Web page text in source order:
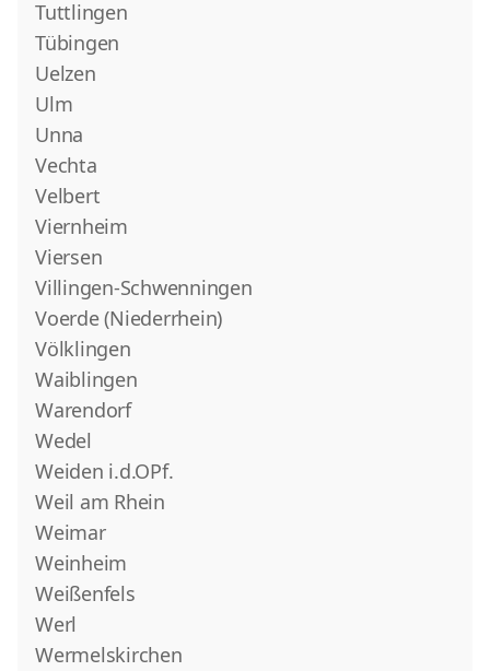
Tuttlingen
Tübingen
Uelzen
Ulm
Unna
Vechta
Velbert
Viernheim
Viersen
Villingen-Schwenningen
Voerde (Niederrhein)
Völklingen
Waiblingen
Warendorf
Wedel
Weiden i.d.OPf.
Weil am Rhein
Weimar
Weinheim
Weißenfels
Werl
Wermelskirchen